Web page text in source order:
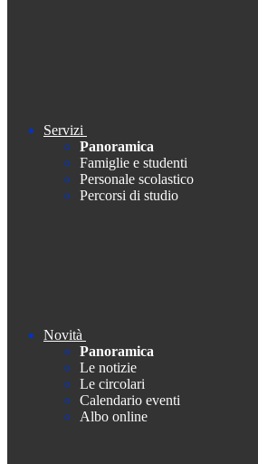
Servizi
Panoramica
Famiglie e studenti
Personale scolastico
Percorsi di studio
Novità
Panoramica
Le notizie
Le circolari
Calendario eventi
Albo online